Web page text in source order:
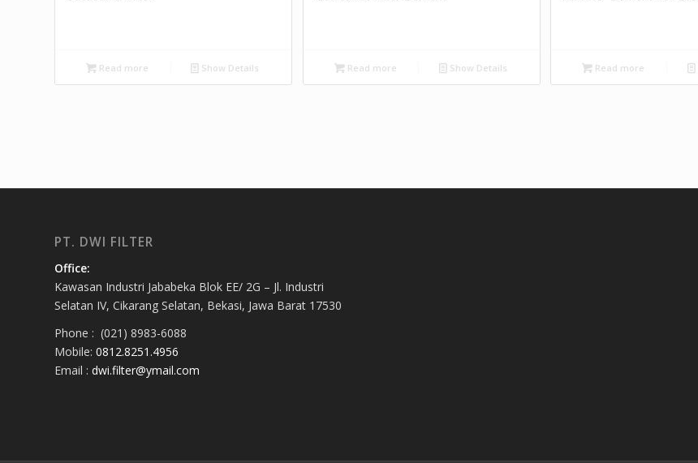
Read more Show Details Read more Show Details Read more
PT. DWI FILTER
Office:
Kawasan Industri Jababeka Blok EE/ 2G – Jl. Industri
Selatan IV, Cikarang Selatan, Bekasi, Jawa Barat 17530
Phone : (021) 8983-6088
Mobile: 0812.8251.4956
Email : dwi.filter@ymail.com